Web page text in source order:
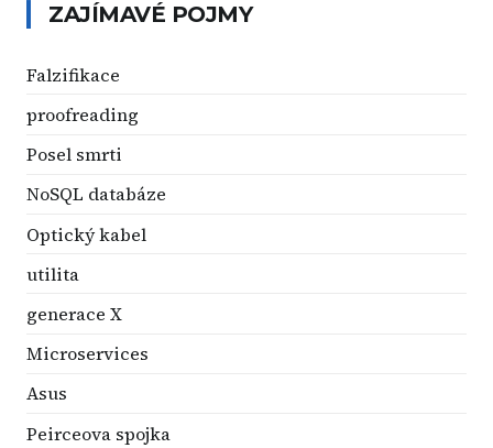
ZAJÍMAVÉ POJMY
Falzifikace
proofreading
Posel smrti
NoSQL databáze
Optický kabel
utilita
generace X
Microservices
Asus
Peirceova spojka